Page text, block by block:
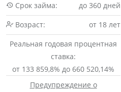
Срок займа:
до 360 дней
Возраст:
от 18 лет
Реальная годовая процентная
ставка:
от 133 859,8% до 660 520,14%
Предупреждение о